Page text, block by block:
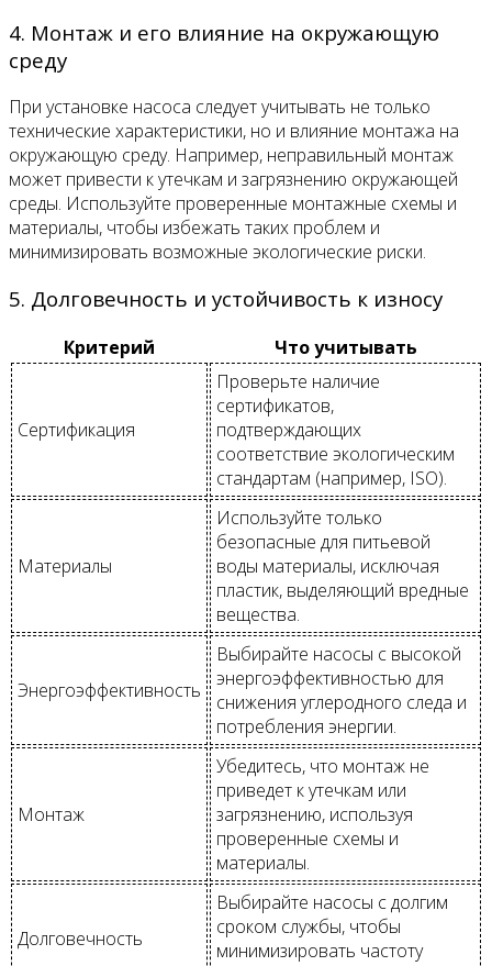
4. Монтаж и его влияние на окружающую
среду
При установке насоса следует учитывать не только
технические характеристики, но и влияние монтажа на
окружающую среду. Например, неправильный монтаж
может привести к утечкам и загрязнению окружающей
среды. Используйте проверенные монтажные схемы и
материалы, чтобы избежать таких проблем и
минимизировать возможные экологические риски.
5. Долговечность и устойчивость к износу
Критерий Что учитывать
Сертификация
Проверьте наличие
сертификатов,
подтверждающих
соответствие экологическим
стандартам (например, ISO).
Материалы
Используйте только
безопасные для питьевой
воды материалы, исключая
пластик, выделяющий вредные
вещества.
Энергоэффективность
Выбирайте насосы с высокой
энергоэффективностью для
снижения углеродного следа и
потребления энергии.
Монтаж
Убедитесь, что монтаж не
приведет к утечкам или
загрязнению, используя
проверенные схемы и
материалы.
Долговечность
Выбирайте насосы с долгим
сроком службы, чтобы
минимизировать частоту